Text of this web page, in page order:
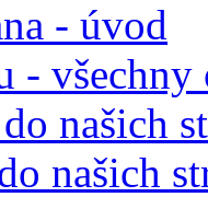
- úvod
- všechny
našich
našich